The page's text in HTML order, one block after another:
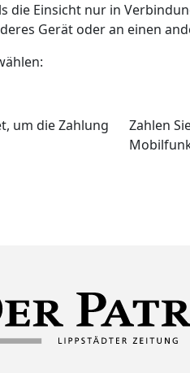
die Einsicht nur in
Gerät oder an einen
um die Zahlung
Zahlen